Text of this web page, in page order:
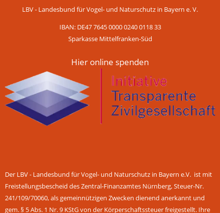
LBV - Landesbund für Vogel- und Naturschutz in Bayern e. V.
IBAN: DE47 7645 0000 0240 0118 33
Sparkasse Mittelfranken-Süd
Hier online spenden
Der LBV - Landesbund für Vogel- und Naturschutz in Bayern e.V. ist mit
Freistellungsbescheid des Zentral-Finanzamtes Nürnberg, Steuer-Nr.
241/109/70060, als gemeinnützigen Zwecken dienend anerkannt und
gem. § 5 Abs. 1 Nr. 9 KStG von der Körperschaftssteuer freigestellt. Ihre